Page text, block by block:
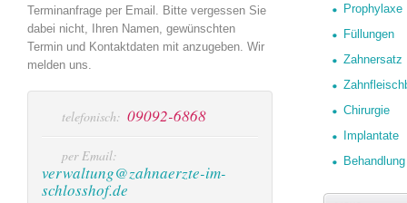
Terminanfrage per Email. Bitte vergessen Sie
dabei nicht, Ihren Namen, gewünschten
Termin und Kontaktdaten mit anzugeben. Wir
melden uns.
telefonisch: 09092-6868
per Email:
verwaltung@zahnaerzte-im-
schlosshof.de
Prophylaxe
Füllungen
Zahnersatz
Chirurgie
Implantate